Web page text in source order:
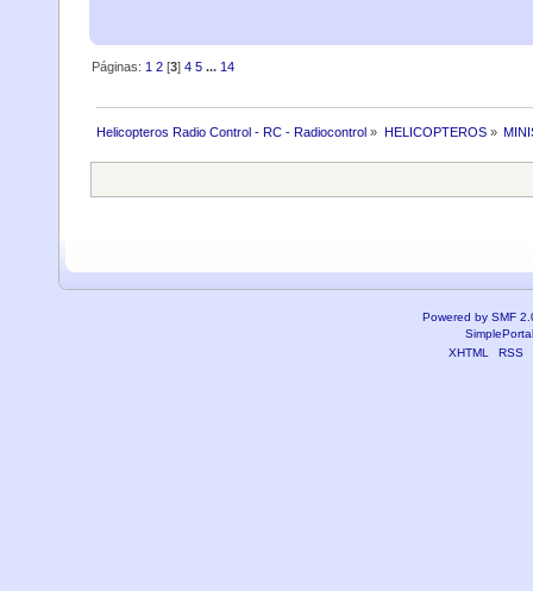
Páginas: 1 2 [3]4 5 ... 14
Helicopteros Radio Control - RC - Radiocontrol » HELICOPTEROS»
Powered by SMF
XHTML
RSS